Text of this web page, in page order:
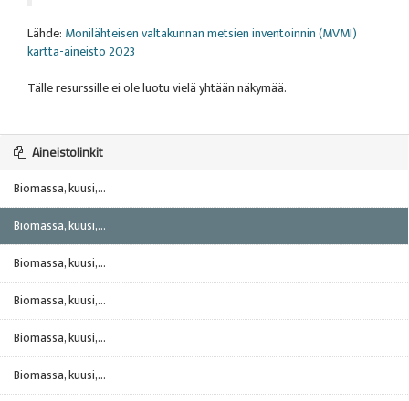
Lähde: Monilähteisen valtakunnan metsien inventoinnin (MVMI)
kartta-aineisto 2023
Tälle resurssille ei ole luotu vielä yhtään näkymää.
Aineistolinkit
Biomassa, kuusi,...
Biomassa, kuusi,...
Biomassa, kuusi,...
Biomassa, kuusi,...
Biomassa, kuusi,...
Biomassa, kuusi,...